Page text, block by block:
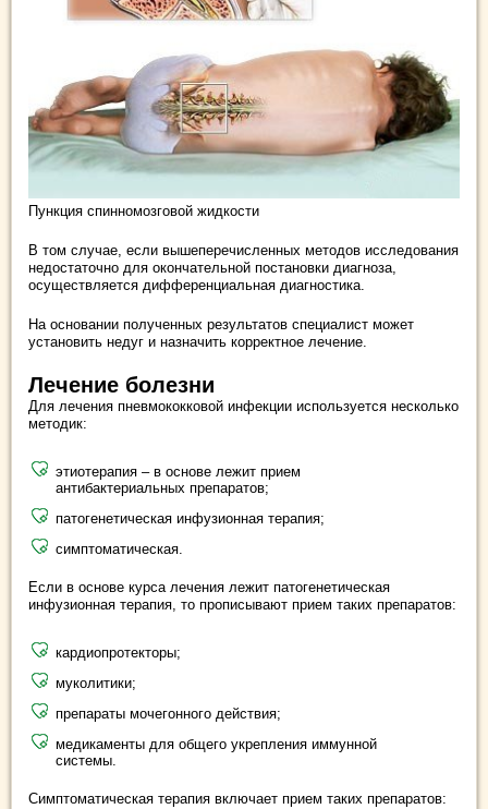
Пункция спинномозговой жидкости
В том случае, если вышеперечисленных методов исследования
недостаточно для окончательной постановки диагноза,
осуществляется дифференциальная диагностика.
На основании полученных результатов специалист может
установить недуг и назначить корректное лечение.
Лечение болезни
Для лечения пневмококковой инфекции используется несколько
методик:
этиотерапия – в основе лежит прием
антибактериальных препаратов;
патогенетическая инфузионная терапия;
симптоматическая.
Если в основе курса лечения лежит патогенетическая
инфузионная терапия, то прописывают прием таких препаратов:
кардиопротекторы;
муколитики;
препараты мочегонного действия;
медикаменты для общего укрепления иммунной
системы.
Симптоматическая терапия включает прием таких препаратов: